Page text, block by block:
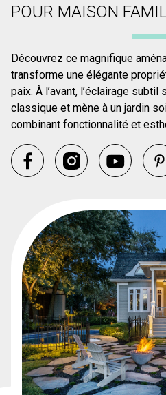
POUR MAISON
Découvrez ce magnifique
transforme une élégante
paix. À l’avant, l’éclairage subtil
classique et mène à un jardin
combinant fonctionnalité et